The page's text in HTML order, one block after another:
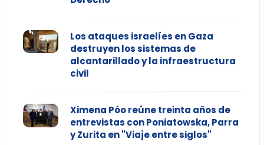
Los ataques israelíes en Gaza
destruyen los sistemas de
alcantarillado y la infraestructura
civil
Ximena Póo reúne treinta años de
entrevistas con Poniatowska, Parra
y Zurita en "Viaje entre siglos"